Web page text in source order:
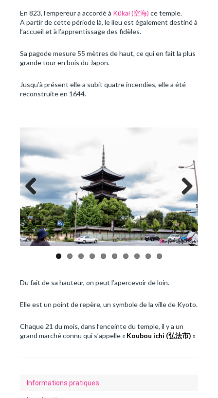
En 823, l’empereur a accordé à Kûkai (空海) ce temple.
A partir de cette période là, le lieu est également destiné à
l’accueil et à l’apprentissage des fidèles.
Sa pagode mesure 55 mètres de haut, ce qui en fait la plus
grande tour en bois du Japon.
Jusqu’à présent elle a subit quatre incendies, elle a été
reconstruite en 1644.
Previous Next
Du fait de sa hauteur, on peut l’apercevoir de loin.
Elle est un point de repère, un symbole de la ville de Kyoto.
Chaque 21 du mois, dans l’enceinte du temple, il y a un
grand marché connu qui s’appelle « Koubou ichi (弘法市) »
Informations pratiques